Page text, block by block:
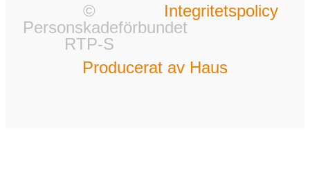
©
Personskadeförbundet
RTP-S
Integritetspolicy
Producerat av Haus